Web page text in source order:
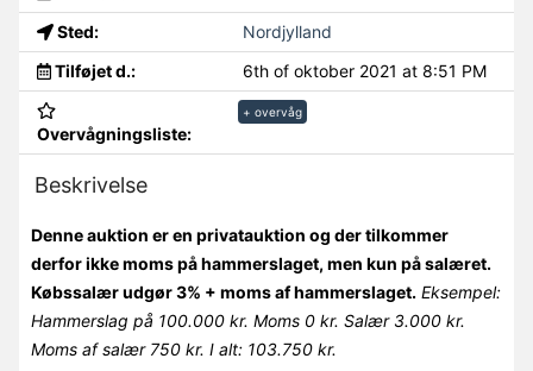
Sted:
Nordjylland
Tilføjet d.:
6th of oktober 2021 at 8:51 PM
Overvågningsliste:
+ overvåg
Beskrivelse
Denne auktion er en privatauktion og der tilkommer
derfor ikke moms på hammerslaget, men kun på salæret.
Købssalær udgør 3% + moms af hammerslaget. Eksempel:
Hammerslag på 100.000 kr. Moms 0 kr. Salær 3.000 kr.
Moms af salær 750 kr. I alt: 103.750 kr.